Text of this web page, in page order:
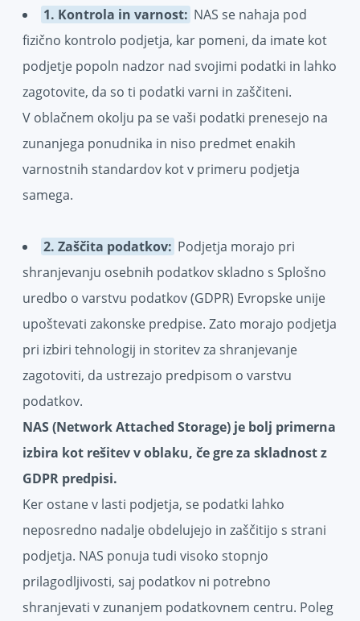
1. Kontrola in varnost: NAS se nahaja pod
fizično kontrolo podjetja, kar pomeni, da imate kot
podjetje popoln nadzor nad svojimi podatki in lahko
zagotovite, da so ti podatki varni in zaščiteni.
V oblačnem okolju pa se vaši podatki prenesejo na
zunanjega ponudnika in niso predmet enakih
varnostnih standardov kot v primeru podjetja
samega.
2. Zaščita podatkov: Podjetja morajo pri
shranjevanju osebnih podatkov skladno s Splošno
uredbo o varstvu podatkov (GDPR) Evropske unije
upoštevati zakonske predpise. Zato morajo podjetja
pri izbiri tehnologij in storitev za shranjevanje
zagotoviti, da ustrezajo predpisom o varstvu
podatkov.
NAS (Network Attached Storage) je bolj primerna
izbira kot rešitev v oblaku, če gre za skladnost z
GDPR predpisi.
Ker ostane v lasti podjetja, se podatki lahko
neposredno nadalje obdelujejo in zaščitijo s strani
podjetja. NAS ponuja tudi visoko stopnjo
prilagodljivosti, saj podatkov ni potrebno
shranjevati v zunanjem podatkovnem centru. Poleg